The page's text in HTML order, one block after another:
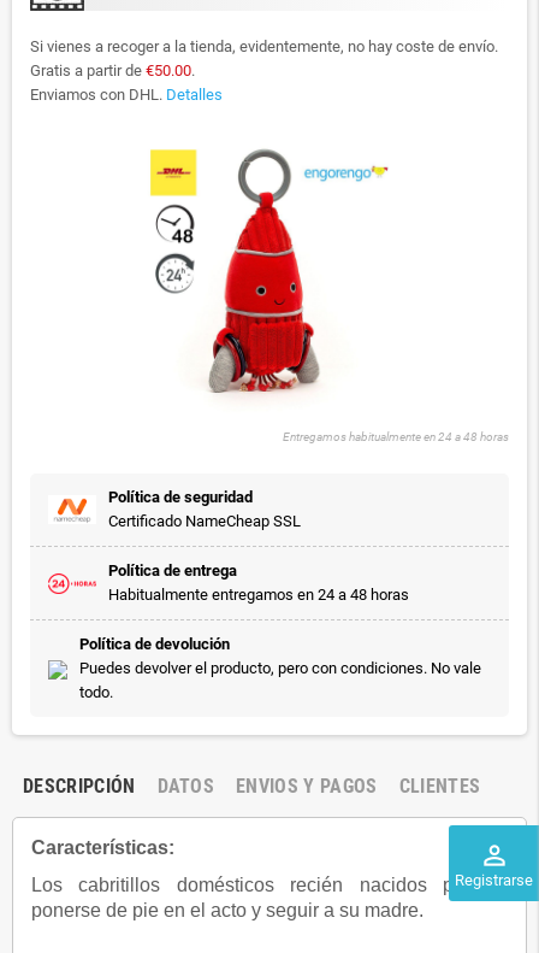
perm_identity
Registrarse
Si vienes a recoger a la tienda, evidentemente, no hay coste de envío.
Gratis a partir de €50.00.
Enviamos con DHL. Detalles
Entregamos habitualmente en 24 a 48 horas
Política de seguridad
Certificado NameCheap SSL
Política de entrega
Habitualmente entregamos en 24 a 48 horas
Política de devolución
Puedes devolver el producto, pero con condiciones. No vale
todo.
DESCRIPCIÓN DATOS ENVIOS Y PAGOS CLIENTES
Características:
Los cabritillos domésticos recién nacidos pueden
ponerse de pie en el acto y seguir a su madre.